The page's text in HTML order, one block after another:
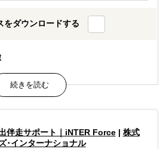
をダウンロードする
いもの"を、現地のリアルで答え合わ
地顧問サービス。
海外進出戦略・事業計画立案
伴走サポート｜iNTER Force| 株式
･インターナショナル